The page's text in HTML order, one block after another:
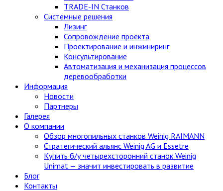
TRADE-IN Станков
Системные решения
Лизинг
Сопровождение проекта
Проектирование и инжиниринг
Консультирование
Автоматизация и механизация процессов
деревообработки
Информация
Новости
Партнеры
Галерея
О компании
Обзор многопильных станков Weinig RAIMANN
Стратегический альянс Weinig AG и Essetre
Купить б/у четырехсторонний станок Weinig
Unimat — значит инвестировать в развитие
Блог
Контакты